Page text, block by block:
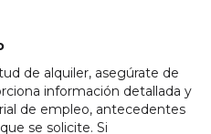
de alquiler, asegúrate de
información detallada y
de empleo, antecedentes
se solicite. Si